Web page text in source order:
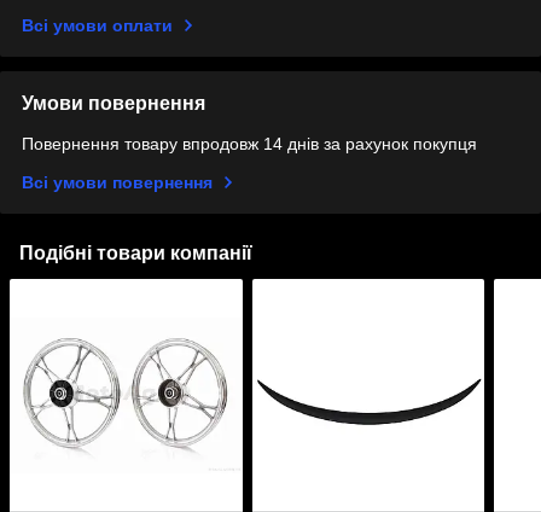
Всі умови оплати
Умови повернення
Повернення товару впродовж 14 днів за рахунок покупця
Всі умови повернення
Подібні товари компанії